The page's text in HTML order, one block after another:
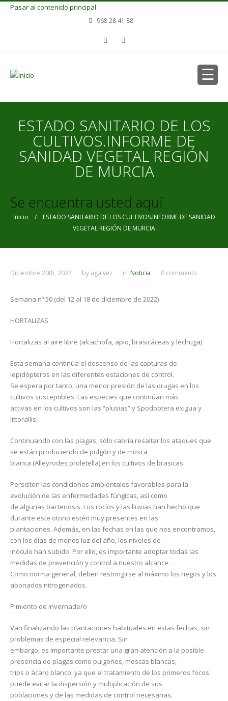
Pasar al contenido principal
968 28 41 88
ESTADO SANITARIO DE LOS
CULTIVOS.INFORME DE
SANIDAD VEGETAL REGIÓN
DE MURCIA
Se encuentra usted aquí
Inicio / ESTADO SANITARIO DE LOS CULTIVOS.INFORME DE SANIDAD
VEGETAL REGIÓN DE MURCIA
Diciembre 20th, 2022 by agalvez in Noticia 0 comments
Semana nº 50 (del 12 al 18 de diciembre de 2022)
HORTALIZAS
Hortalizas al aire libre (alcachofa, apio, brasicáceas y lechuga)
Esta semana continúa el descenso de las capturas de
lepidópteros en las diferentes estaciones de control.
Se espera por tanto, una menor presión de las orugas en los
cultivos susceptibles. Las especies que continúan más
activas en los cultivos son las “plusias” y Spodoptera exigua y
littorallis.
Continuando con las plagas, sólo cabría resaltar los ataques que
se están produciendo de pulgón y de mosca
blanca (Alleyrodes proletella) en los cultivos de brasicas.
Persisten las condiciones ambientales favorables para la
evolución de las enfermedades fúngicas, así como
de algunas bacteriosis. Los rocíos y las lluvias han hecho que
durante este otoño estén muy presentes en las
plantaciones. Además, en las fechas en las que nos encontramos,
con los días de menos luz del año, los niveles de
inóculo han subido. Por ello, es importante adoptar todas las
medidas de prevención y control a nuestro alcance.
Como norma general, deben restringirse al máximo los riegos y los
abonados nitrogenados.
Pimiento de invernadero
Van finalizando las plantaciones habituales en estas fechas, sin
problemas de especial relevancia. Sin
embargo, es importante prestar una gran atención a la posible
presencia de plagas como pulgones, moscas blancas,
trips o ácaro blanco, ya que el tratamiento de los primeros focos
puede evitar la dispersión y multiplicación de sus
poblaciones y de las medidas de control necesarias.